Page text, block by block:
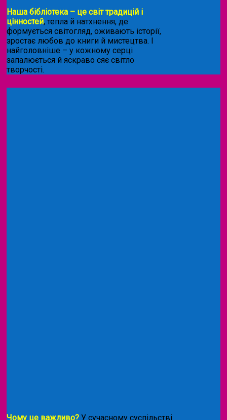
Наша бібліотека – це світ традицій і
цінностей, тепла й натхнення, де
формується світогляд, оживають історії,
зростає любов до книги й мистецтва. І
найголовніше – у кожному серці
запалюється й яскраво сяє світло
творчості.
Чому це важливо? У сучасному суспільстві